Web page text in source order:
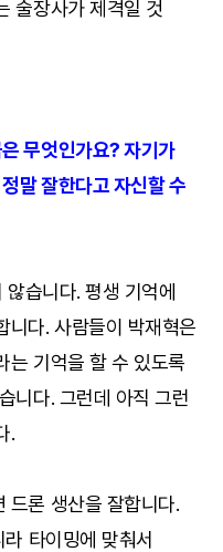
술장사가 제격일 것
무엇인가요? 자기가
말 잘한다고 자신할 수
습니다. 평생 기억에
니다. 사람들이 박재혁은
는 기억을 할 수 있도록
니다. 그런데 아직 그런
.
드론 생산을 잘합니다.
타이밍에 맞춰서